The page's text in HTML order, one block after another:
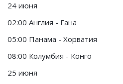
24 июня
02:00 Англия - Гана
05:00 Панама - Хорватия
08:00 Колумбия - Конго
25 июня